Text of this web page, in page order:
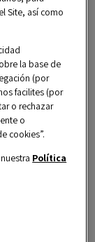
Site, así como
la base de
(por
facilites (por
o rechazar
o
cookies”.
Política